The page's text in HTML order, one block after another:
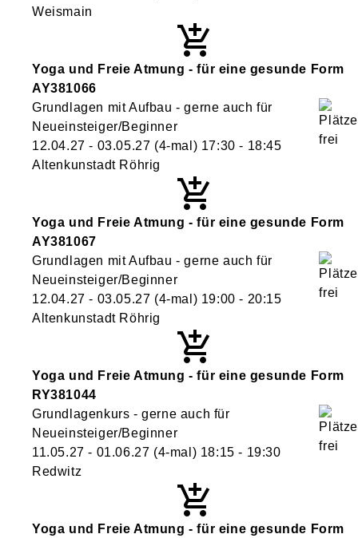
Weismain
Yoga und Freie Atmung - für eine gesunde Form
AY381066
Grundlagen mit Aufbau - gerne auch für
Neueinsteiger/Beginner
12.04.27 - 03.05.27 (4-mal) 17:30 - 18:45
Altenkunstadt Röhrig
Yoga und Freie Atmung - für eine gesunde Form
AY381067
Grundlagen mit Aufbau - gerne auch für
Neueinsteiger/Beginner
12.04.27 - 03.05.27 (4-mal) 19:00 - 20:15
Altenkunstadt Röhrig
Yoga und Freie Atmung - für eine gesunde Form
RY381044
Grundlagenkurs - gerne auch für
Neueinsteiger/Beginner
11.05.27 - 01.06.27 (4-mal) 18:15 - 19:30
Redwitz
Yoga und Freie Atmung - für eine gesunde Form